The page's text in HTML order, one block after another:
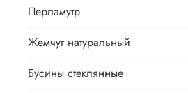
Перламутр
Жемчуг натуральный
Бусины стеклянные